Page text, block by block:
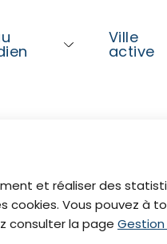
et réaliser des
cookies. Vous pouvez à
consulter la page Gestion
site Ville
active